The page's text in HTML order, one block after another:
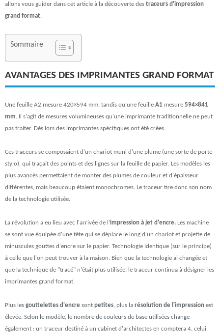
allons vous guider dans cet article à la découverte des traceurs d'impression
grand format.
Sommaire
AVANTAGES DES IMPRIMANTES GRAND FORMAT
Une feuille A2 mesure 420×594 mm, tandis qu'une feuille A1 mesure 594×841
mm. Il s'agit de mesures volumineuses qu'une imprimante traditionnelle ne peut
pas traiter. Dès lors des imprimantes spécifiques ont été crées.
Ces traceurs se composaient d'un chariot muni d'une plume (une sorte de porte
stylo), qui traçait des points et des lignes sur la feuille de papier. Les modèles les
plus avancés permettaient de monter des plumes de couleur et d'épaisseur
différentes, mais beaucoup étaient monochromes. Le traceur tire donc son nom
de la technologie utilisée.
La révolution a eu lieu avec l'arrivée de l'impression à jet d'encre. Les machine
se sont vue équipée d'une tête qui se déplace le long d'un chariot et projette de
minuscules gouttes d'encre sur le papier. Technologie identique (sur le principe)
à celle que l'on peut trouver à la maison. Bien que la technologie ai changée et
que la technique de "tracé" n'était plus utilisée, le traceur continua à désigner les
imprimantes grand format.
Plus les gouttelettes d'encre sont petites, plus la résolution de l'impression est
élevée. Selon le modèle, le nombre de couleurs de base utilisées change
également : un traceur destiné à un cabinet d'architectes en comptera 4, celui